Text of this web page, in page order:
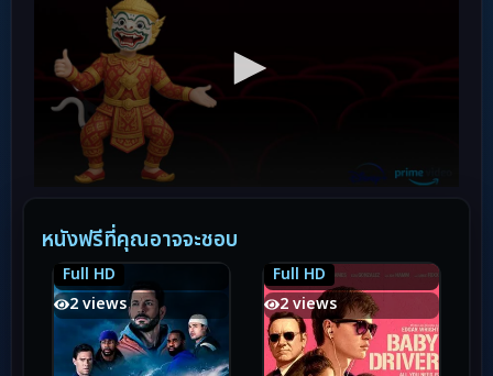
หนังฟรีที่คุณอาจจะชอบ
Full HD
5.4
2 views
5.4 Full HD
7.0
2 views
7.0